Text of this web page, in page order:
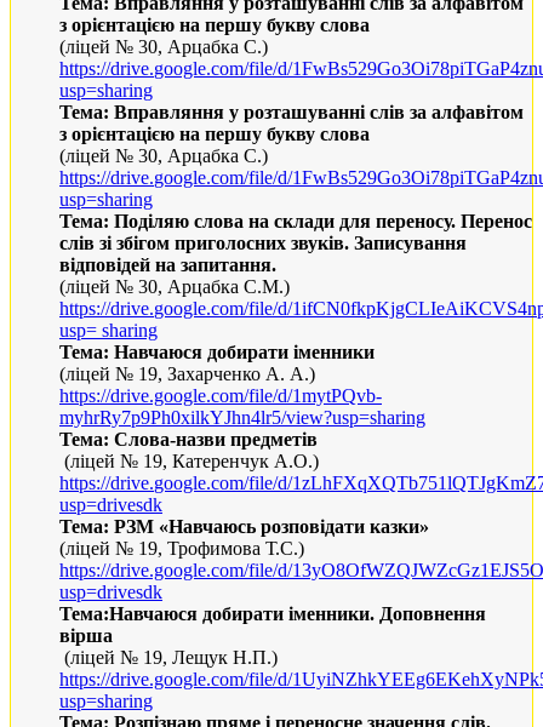
з орієнтацією на першу букву слова
(ліцей № 30, Арцабка С.)
https://drive.google.com/file/d/1FwBs529Go3Oi78piTGaP4
usp=sharing
Тема: Вправляння у розташуванні слів за алфавітом
з орієнтацією на першу букву слова
(ліцей № 30, Арцабка С.)
https://drive.google.com/file/d/1FwBs529Go3Oi78piTGaP4
usp=sharing
Тема: Поділяю слова на склади для переносу. Перенос
слів зі збігом приголосних звуків. Записування
відповідей на запитання.
(ліцей № 30, Арцабка С.М.)
https://drive.google.com/file/d/1ifCN0fkpKjgCLIeAiKCVS4
usp= sharing
Тема: Навчаюся добирати іменники
(ліцей № 19, Захарченко А. А.)
https://drive.google.com/file/d/1mytPQvb-
myhrRy7p9Ph0xilkYJhn4lr5/view?usp=sharing
Тема: Слова-назви предметів
(ліцей № 19, Катеренчук А.О.)
https://drive.google.com/file/d/1zLhFXqXQTb751lQTJgKmZ
usp=drivesdk
Тема: РЗМ «Навчаюсь розповідати казки»
(ліцей № 19, Трофимова Т.С.)
https://drive.google.com/file/d/
usp=drivesdk
Тема:Навчаюся добирати іменники. Доповнення
вірша
(ліцей № 19, Лещук Н.П.)
https://drive.google.com/file/d/
usp=sharing